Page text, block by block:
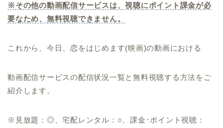
※その他の動画配信サービスは、視聴にポイント課金が必
要なため、無料視聴できません。
これから、今日、恋をはじめます(映画)の動画における
動画配信サービスの配信状況一覧と無料視聴する方法をご
紹介します。
※見放題：◎、宅配レンタル：○、課金･ポイント視聴：